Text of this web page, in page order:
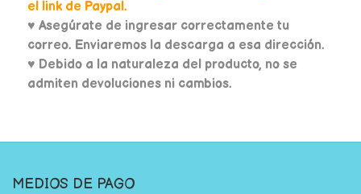
el link de Paypal.
♥ Asegúrate de ingresar correctamente tu
correo. Enviaremos la descarga a esa dirección.
♥ Debido a la naturaleza del producto, no se
admiten devoluciones ni cambios.
MEDIOS DE PAGO